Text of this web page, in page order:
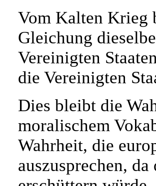
Vom Kalten Krieg
Gleichung
Vereinigten
die Vereinigten
Dies bleibt die
moralischem
Wahrheit, die
auszusprechen,